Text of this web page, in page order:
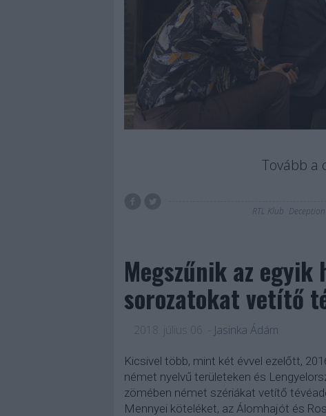
Tovább a
RTL Klub Deception
Megszűnik az
sorozatokat vetítő
2018. július 06. Jasinka Ádám
Kicsivel több, mint két évvel ezelőtt,
német nyelvű területeken és
zömében német szériákat vetítő
Mennyei köteléket, az Álomhajót és